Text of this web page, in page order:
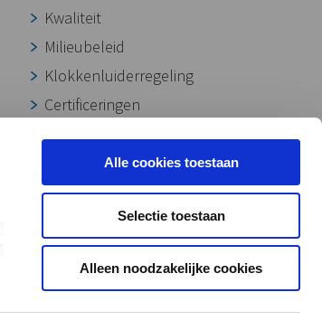
Alle cookies toestaan
Selectie toestaan
Alleen noodzakelijke cookies
Kwaliteit
Milieubeleid
Klokkenluiderregeling
Certificeringen
Downloads